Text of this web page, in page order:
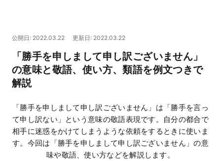
マネー
公開日: 2022.03.22 更新日: 2022.03.22
「勝手を申しまして申し訳ございません」
の意味と敬語、使い方、類語を例文つきで
解説
「勝手を申しまして申し訳ございません」は「勝手を言っ
て申し訳ない」という意味の敬語表現です。自分の都合で
相手に迷惑をかけてしまうような依頼をするときに使いま
す。今回は「勝手を申しまして申し訳ございません」の意
味や敬語、使い方などを解説します。